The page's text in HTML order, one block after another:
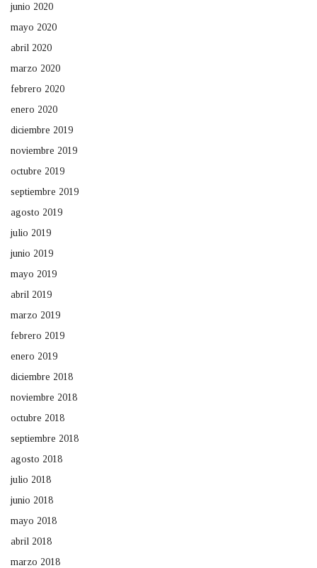
junio 2020
mayo 2020
abril 2020
marzo 2020
febrero 2020
enero 2020
diciembre 2019
noviembre 2019
octubre 2019
septiembre 2019
agosto 2019
julio 2019
junio 2019
mayo 2019
abril 2019
marzo 2019
febrero 2019
enero 2019
diciembre 2018
noviembre 2018
octubre 2018
septiembre 2018
agosto 2018
julio 2018
junio 2018
mayo 2018
abril 2018
marzo 2018